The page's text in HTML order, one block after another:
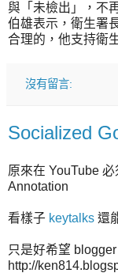
與「未檢出」，不
伯雄表示，衛生署
合理的，他支持衛
沒有留言:
Socialized
原來在 YouTube
Annotation
看樣子 keytalks 還
只是好希望
http://